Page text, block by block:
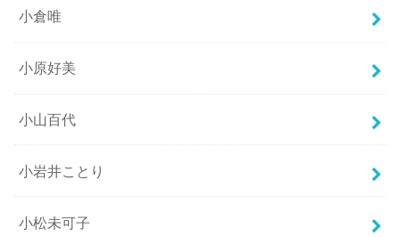
小倉唯
小原好美
小山百代
小岩井ことり
小松未可子